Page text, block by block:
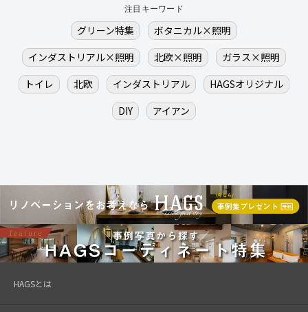
注目キーワード
グリーン特集
ボタニカル×照明
インダストリアル×照明
北欧×照明
ガラス×照明
トイレ
北欧 インダストリアル
HAGSオリジナル
DIY
アイアン
HAGSとは